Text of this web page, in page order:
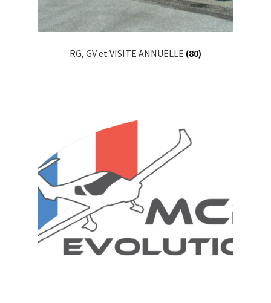
RG, GV et VISITE ANNUELLE (80)